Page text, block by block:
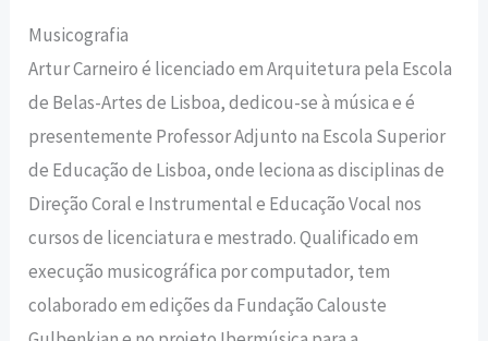
Musicografia
Artur Carneiro é licenciado em Arquitetura pela Escola
de Belas-Artes de Lisboa, dedicou-se à música e é
presentemente Professor Adjunto na Escola Superior
de Educação de Lisboa, onde leciona as disciplinas de
Direção Coral e Instrumental e Educação Vocal nos
cursos de licenciatura e mestrado. Qualificado em
execução musicográfica por computador, tem
colaborado em edições da Fundação Calouste